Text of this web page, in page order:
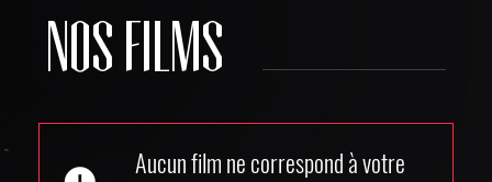
NOS FILMS
Aucun film ne correspond à votre